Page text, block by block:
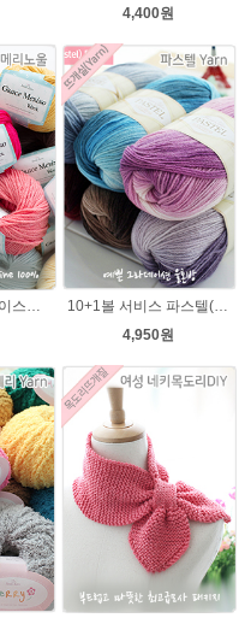
4,400원
10+1서비스 그레이스메리노울 부드러운 털실/뜨개실/뜨개질실/손뜨개실/목도리털실/모자털실
10+1볼 서비스 파스텔(Pastel) 뜨개질 그라데이션 털실 나염뜨개실
4,950원